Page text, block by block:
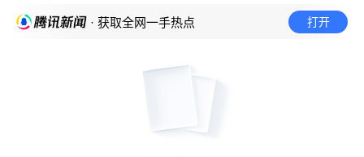
· 获取全网一手热点 打开